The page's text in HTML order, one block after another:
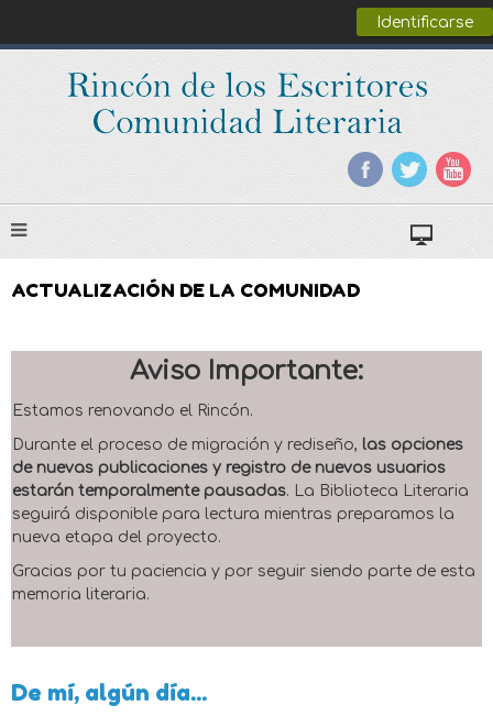
Identificarse
ACTUALIZACIÓN DE LA COMUNIDAD
Aviso Importante:
Estamos renovando el Rincón.
Durante el proceso de migración y rediseño, las opciones
de nuevas publicaciones y registro de nuevos usuarios
estarán temporalmente pausadas. La Biblioteca Literaria
seguirá disponible para lectura mientras preparamos la
nueva etapa del proyecto.
Gracias por tu paciencia y por seguir siendo parte de esta
memoria literaria.
De mí, algún día...